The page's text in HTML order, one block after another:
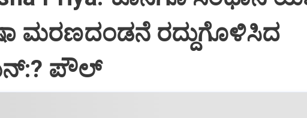
ಮರಣದಂಡನೆ ರದ್ದುಗೊಳಿಸಿದ
ಪೌಲ್